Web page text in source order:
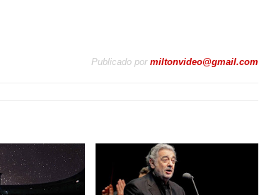
Publicado por miltonvideo@gmail.com